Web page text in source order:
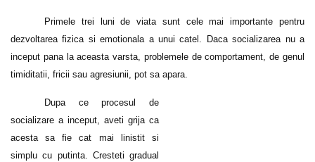
Primele trei luni de viata sunt cele mai importante pentru
dezvoltarea fizica si emotionala a unui catel. Daca socializarea nu a
inceput pana la aceasta varsta, problemele de comportament, de genul
timiditatii, fricii sau agresiunii, pot sa apara.
Dupa ce procesul de
socializare a inceput, aveti grija ca
acesta sa fie cat mai linistit si
simplu cu putinta. Cresteti gradual